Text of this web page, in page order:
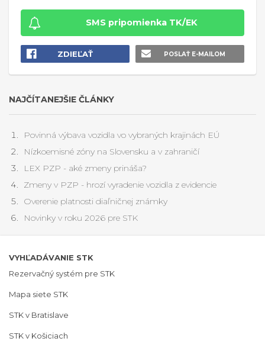
SMS pripomienka TK/EK
ZDIEĽAŤ POSLAŤ E-MAILOM
NAJČÍTANEJŠIE ČLÁNKY
Povinná výbava vozidla vo vybraných krajinách EÚ
Nízkoemisné zóny na Slovensku a v zahraničí
LEX PZP - aké zmeny prináša?
Zmeny v PZP - hrozí vyradenie vozidla z evidencie
Overenie platnosti diaľničnej známky
Novinky v roku 2026 pre STK
VYHĽADÁVANIE STK
Rezervačný systém pre STK
Mapa siete STK
STK v Bratislave
STK v Košiciach